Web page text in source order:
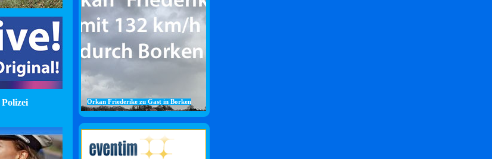
Orkan Friederike zu Gast in Borken